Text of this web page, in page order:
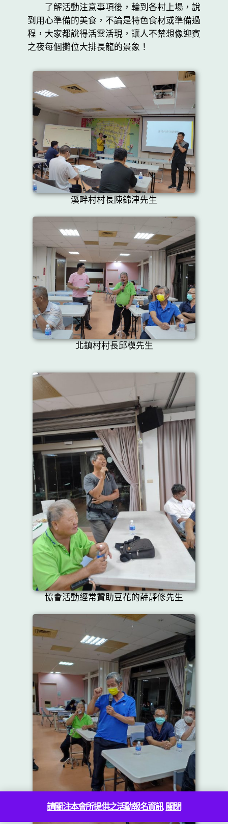
了解活動注意事項後，輪到各村上場，說
到用心準備的美食，不論是特色食材或準備過
程，大家都說得活靈活現，讓人不禁想像迎賓
之夜每個攤位大排長龍的景象！
溪畔村村長陳錦津先生
北鎮村村長邱模先生
協會活動經常贊助豆花的薛靜修先生
請關注本會所提供之活動報名資訊 關閉